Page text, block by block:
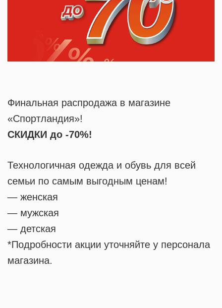
Финальная распродажа в магазине
«Спортландия»!
СКИДКИ до -70%!
Технологичная одежда и обувь для всей
семьи по самым выгодным ценам!
— женская
— мужская
— детская
*Подробности акции уточняйте у персонала
магазина.